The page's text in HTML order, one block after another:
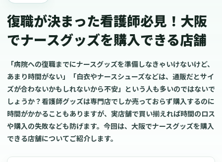
復職が決まった看護師必見！大阪
でナースグッズを購入できる店舗
「病院への復職までにナースグッズを準備しなきゃいけないけど、
あまり時間がない」「白衣やナースシューズなどは、通販だとサイ
ズが合わないかもしれないから不安」という人も多いのではないで
しょうか？看護師グッズは専門店でしか売っておらず購入するのに
時間がかかることもありますが、実店舗で買い揃えれば時間のロス
や購入の失敗なども防げます。今回は、大阪でナースグッズを購入
できる店舗についてご紹介します。